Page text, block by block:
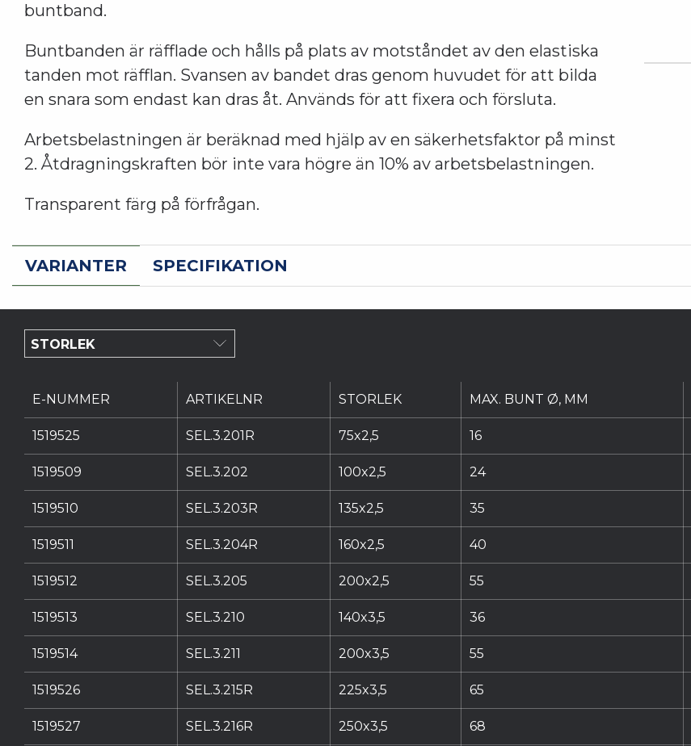
buntband.
Buntbanden är räfflade och hålls på plats av motståndet av den elastiska
tanden mot räfflan. Svansen av bandet dras genom huvudet för att bilda
en snara som endast kan dras åt. Används för att fixera och försluta.
Arbetsbelastningen är beräknad med hjälp av en säkerhetsfaktor på minst
2. Åtdragningskraften bör inte vara högre än 10% av arbetsbelastningen.
Transparent färg på förfrågan.
VARIANTER SPECIFIKATION
E-NUMMER ARTIKELNR STORLEK MAX. BUNT Ø, MM
1519525 SEL.3.201R 75x2,5 16
1519509 SEL.3.202 100x2,5 24
1519510 SEL.3.203R 135x2,5 35
1519511 SEL.3.204R 160x2,5 40
1519512 SEL.3.205 200x2,5 55
1519513 SEL.3.210 140x3,5 36
1519514 SEL.3.211 200x3,5 55
1519526 SEL.3.215R 225x3,5 65
1519527 SEL.3.216R 250x3,5 68